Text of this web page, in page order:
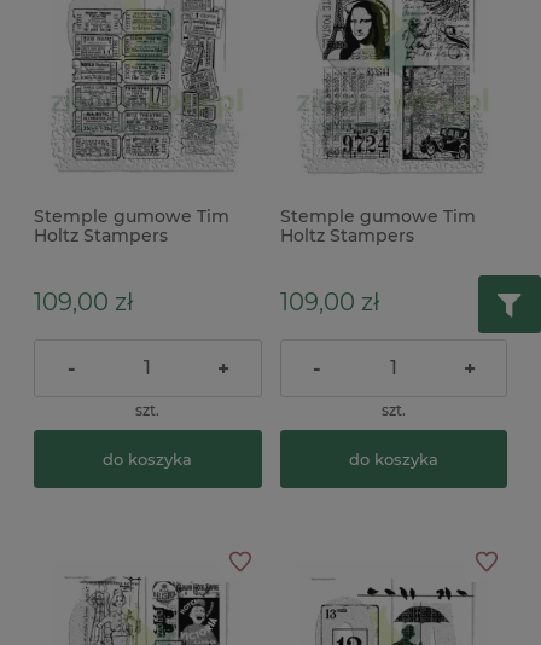
Stemple gumowe Tim
Holtz Stampers
109,00 zł
- +
szt.
do koszyka
Stemple gumowe Tim
Holtz Stampers
109,00 zł
- +
szt.
do koszyka